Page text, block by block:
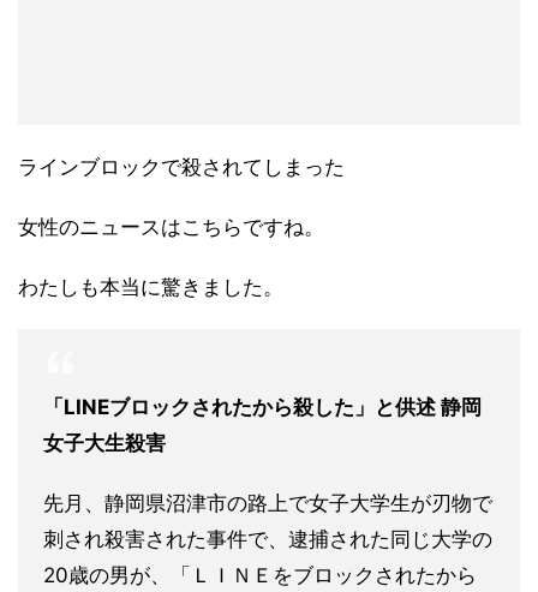
ラインブロックで殺されてしまった
女性のニュースはこちらですね。
わたしも本当に驚きました。
「LINEブロックされたから殺した」と供述 静岡
女子大生殺害
先月、静岡県沼津市の路上で女子大学生が刃物で
刺され殺害された事件で、逮捕された同じ大学の
20歳の男が、「ＬＩＮＥをブロックされたから